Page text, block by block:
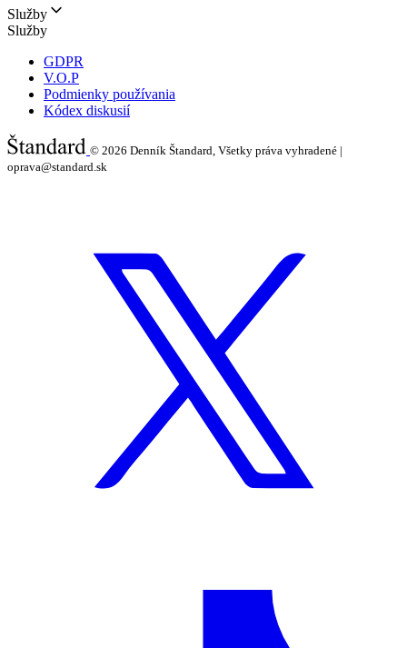
Služby
Služby
GDPR
V.O.P
Podmienky používania
Kódex diskusií
© 2026 Denník Štandard, Všetky práva vyhradené |
oprava@standard.sk